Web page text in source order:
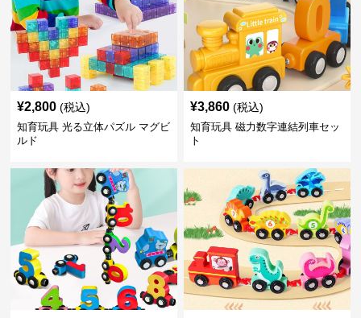
¥2,800 (税込)
知育玩具 光る立体パズル マグビ
ルド
¥3,860 (税込)
知育玩具 磁力数字連結列車セッ
ト